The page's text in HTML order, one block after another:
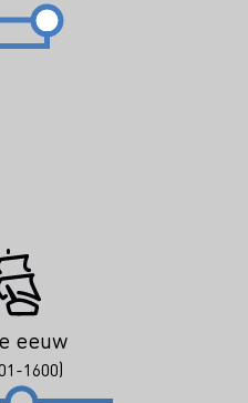
eeuw
1600)